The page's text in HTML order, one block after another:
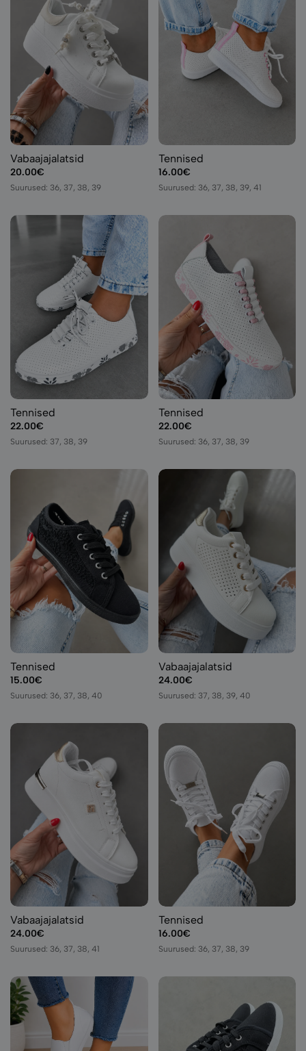
Vabaajajalatsid
20.00€
Suurused: 36, 37, 38, 39
Tennised
16.00€
Suurused: 36, 37, 38, 39, 41
Tennised
22.00€
Suurused: 37, 38, 39
Tennised
22.00€
Suurused: 36, 37, 38, 39
Tennised
15.00€
Suurused: 36, 37, 38, 40
Vabaajajalatsid
24.00€
Suurused: 37, 38, 39, 40
Vabaajajalatsid
24.00€
Suurused: 36, 37, 38, 41
Tennised
16.00€
Suurused: 36, 37, 38, 39